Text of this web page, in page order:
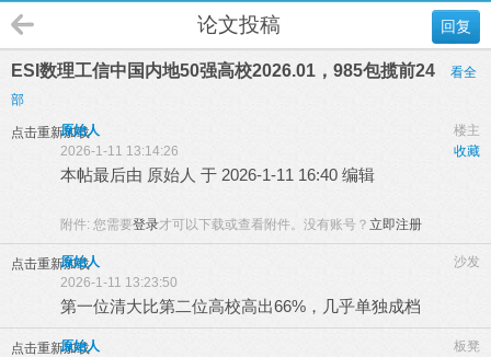
回复
论文投稿
ESI数理工信中国内地50强高校2026.01，985包揽前24
看全
部
点击重新加载 楼主
原始人
收藏
2026-1-11 13:14:26
本帖最后由 原始人 于 2026-1-11 16:40 编辑
附件: 您需要登录才可以下载或查看附件。没有账号？ 立即注册
点击重新加载 沙发
原始人
2026-1-11 13:23:50
第一位清大比第二位高校高出66%，几乎单独成档
点击重新加载 板凳
原始人